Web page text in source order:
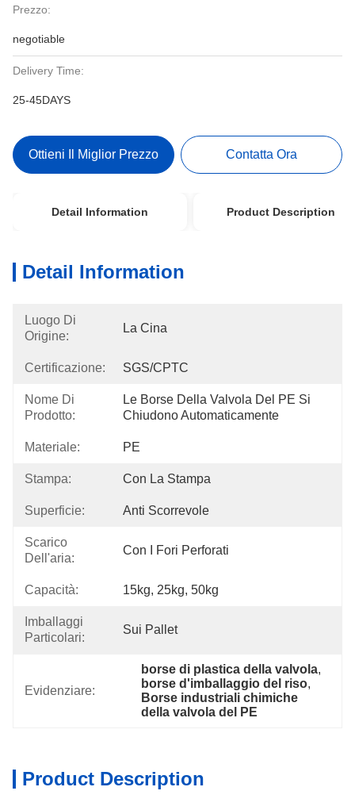
Prezzo:
negotiable
Delivery Time:
25-45DAYS
Ottieni Il Miglior Prezzo Contatta Ora
Detail Information Product Description
Detail Information
Luogo Di
Origine:
La Cina
Certificazione: SGS/CPTC
Nome Di
Prodotto:
Le Borse Della Valvola Del PE Si
Chiudono Automaticamente
Materiale: PE
Stampa: Con La Stampa
Superficie: Anti Scorrevole
Scarico
Dell'aria:
Con I Fori Perforati
Capacità: 15kg, 25kg, 50kg
Imballaggi
Particolari:
Sui Pallet
Evidenziare:
borse di plastica della valvola,
borse d'imballaggio del riso,
Borse industriali chimiche
della valvola del PE
Product Description